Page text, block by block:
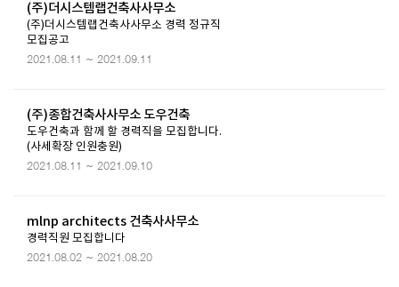
(주)더시스템랩건축사사무소
(주)더시스템랩건축사사무소 경력 정규직
모집공고
2021.08.11 ~ 2021.09.11
(주)종합건축사사무소 도우건축
도우건축과 함께 할 경력직을 모집합니다.
(사세확장 인원충원)
2021.08.11 ~ 2021.09.10
mlnp architects 건축사사무소
경력직원 모집합니다
2021.08.02 ~ 2021.08.20